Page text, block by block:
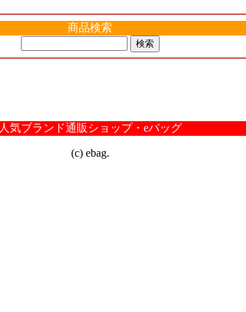
商品検索
人気ブランド通販ショップ・eバッグ
(c) ebag.